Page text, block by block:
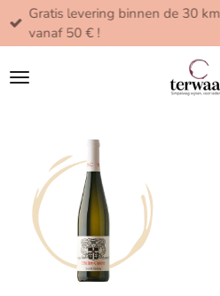
Ga
direct
de
Gratis levering binnen de 30
vanaf 50 € !